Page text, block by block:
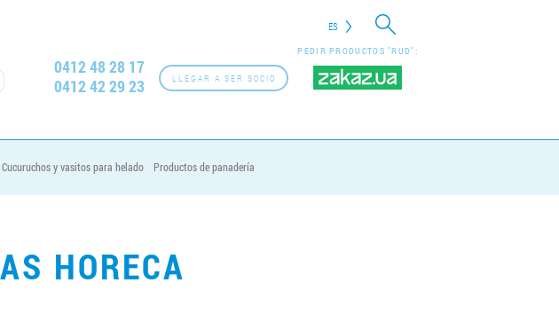
ES
PEDIR PRODUCTOS "RUD":
LLEGAR A SER SOCIO
0412 48 28 17
0412 42 29 23
Cucuruchos y vasitos para helado Productos de panadería
HORECA